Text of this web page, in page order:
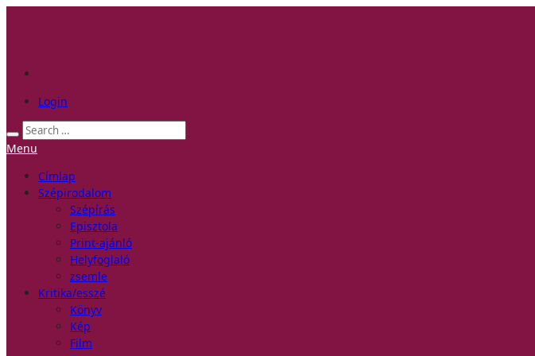
Login
Menu
Címlap
Szépirodalom
Szépírás
Episztola
Print-ajánló
Helyfoglaló
zsemle
Kritika/esszé
Könyv
Kép
Film